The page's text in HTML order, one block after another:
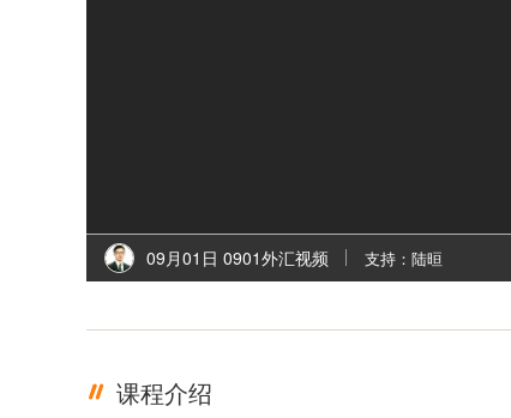
09月01日 0901外汇视频 支持：陆晅
课程介绍